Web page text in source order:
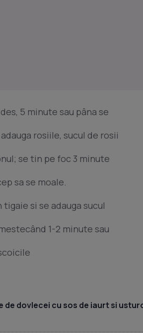
5 minute sau pâna se
rosiile, sucul de rosii
se tin pe foc 3 minute
sa se moale.
si se adauga sucul
1-2 minute sau
de dovlecei cu sos de iaurt si